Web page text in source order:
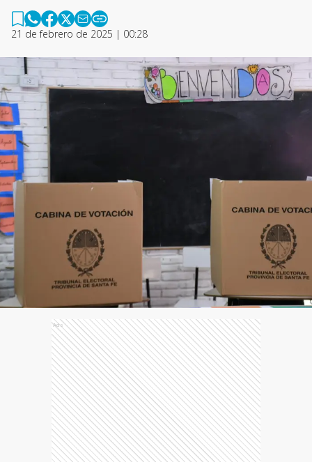
21 de febrero de 2025 | 00:28
Ads